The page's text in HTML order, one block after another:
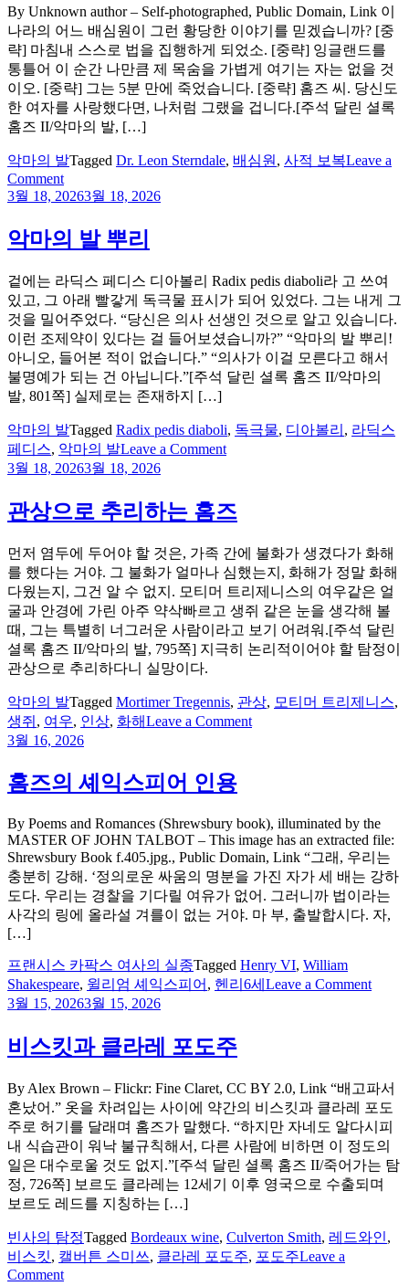
성
을
사
랑
한
적
이
없
By Unknown author – Self-photographed, Public Domain, Link 이
나라의 어느 배심원이 그런 황당한 이야기를 믿겠습니까? [중
략] 마침내 스스로 법을 집행하게 되었소. [중략] 잉글랜드를
통틀어 이 순간 나만큼 제 목숨을 가볍게 여기는 자는 없을 것
이오. [중략] 그는 5분 만에 죽었습니다. [중략] 홈즈 씨. 당신도
한 여자를 사랑했다면, 나처럼 그랬을 겁니다.[주석 달린 셜록
홈즈 II/악마의 발, […]
악마의 발Tagged Dr. Leon Sterndale, 배심원 , 사적 보복Leave a
Commenton
“마
내
스
스
로
법
을
집
행
하
게
되
었
소”
3월 18, 20263월 18, 2026
악마의 발 뿌리
겉에는 라딕스 페디스 디아볼리 Radix pedis diaboli라 고 쓰여
있고, 그 아래 빨갛게 독극물 표시가 되어 있었다. 그는 내게 그
것을 밀어주었다. “당신은 의사 선생인 것으로 알고 있습니다.
이런 조제약이 있다는 걸 들어보셨습니까?” “악마의 발 뿌리!
아니오, 들어본 적이 없습니다.” “의사가 이걸 모른다고 해서
불명예가 되는 건 아닙니다.”[주석 달린 셜록 홈즈 II/악마의
발, 801쪽] 실제로는 존재하지 […]
악마의 발Tagged Radix pedis diaboli, 독극물, 디아볼리 , 라딕스
페디스, 악마의 발Leave a Commenton
의
발
리
3월 18, 20263월 18, 2026
관상으로 추리하는 홈즈
먼저 염두에 두어야 할 것은, 가족 간에 불화가 생겼다가 화해
를 했다는 거야. 그 불화가 얼마나 심했는지, 화해가 정말 화해
다웠는지, 그건 알 수 없지. 모티머 트리제니스의 여우같은 얼
굴과 안경에 가린 아주 약삭빠르고 생쥐 같은 눈을 생각해 볼
때, 그는 특별히 너그러운 사람이라고 보기 어려워.[주석 달린
셜록 홈즈 II/악마의 발, 795쪽] 지극히 논리적이어야 할 탐정이
관상으로 추리하다니 실망이다.
악마의 발Tagged Mortimer Tregennis, 관상, 모티머 트리제니스,
생쥐 , 여우, 인상, 화해Leave a Commenton
리
하
는
홈
즈
3월 16, 2026
홈즈의 셰익스피어 인용
By Poems and Romances (Shrewsbury book), illuminated by the
MASTER OF JOHN TALBOT – This image has an extracted file:
Shrewsbury Book f.405.jpg., Public Domain, Link “그래, 우리는
충분히 강해. ‘정의로운 싸움의 명분을 가진 자가 세 배는 강하
도다. 우리는 경찰을 기다릴 여유가 없어. 그러니까 법이라는
사각의 링에 올라설 겨를이 없는 거야. 마 부, 출발합시다. 자,
[…]
프랜시스 카팍스 여사의 실종Tagged Henry VI, William
Shakespeare, 윌리엄 셰익스피어 , 헨리6세 Leave a Commenton
스
피
어
인
용
3월 15, 20263월 15, 2026
비스킷과 클라레 포도주
By Alex Brown – Flickr: Fine Claret, CC BY 2.0, Link “배고파서
혼났어.” 옷을 차려입는 사이에 약간의 비스킷과 클라레 포도
주로 허기를 달래며 홈즈가 말했다. “하지만 자네도 알다시피
내 식습관이 워낙 불규칙해서, 다른 사람에 비하면 이 정도의
일은 대수로울 것도 없지.”[주석 달린 셜록 홈즈 II/죽어가는 탐
정, 726쪽] 보르도 클라레는 12세기 이후 영국으로 수출되며
보르도 레드를 지칭하는 […]
빈사의 탐정Tagged Bordeaux wine, Culverton Smith, 레드와인,
비스킷, 캘버튼 스미쓰, 클라레 포도주, 포도주Leave a
Commenton